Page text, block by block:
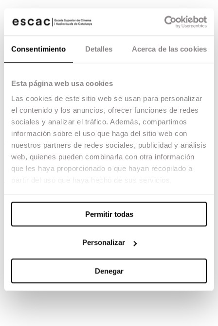
Consentimiento Detalles Acerca de las cookies
Esta página web usa cookies
Las cookies de este sitio web se usan para personalizar
el contenido y los anuncios, ofrecer funciones de redes
sociales y analizar el tráfico. Además, compartimos
información sobre el uso que haga del sitio web con
nuestros partners de redes sociales, publicidad y análisis
web, quienes pueden combinarla con otra información
que les haya proporcionado o que hayan recopilado a
Permitir todas
Personalizar
Denegar
‘Las leyes de la frontera’
04.02.23 -
Sonido: Oriol Tarragó